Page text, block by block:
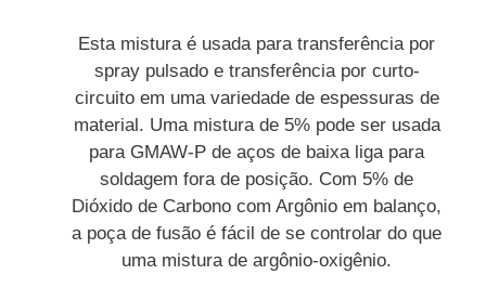
Esta mistura é usada para transferência por
spray pulsado e transferência por curto-
circuito em uma variedade de espessuras de
material. Uma mistura de 5% pode ser usada
para GMAW-P de aços de baixa liga para
soldagem fora de posição. Com 5% de
Dióxido de Carbono com Argônio em balanço,
a poça de fusão é fácil de se controlar do que
uma mistura de argônio-oxigênio.